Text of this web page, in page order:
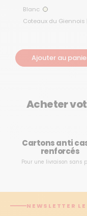
Blanc Blanc
Coteaux du Giennois | 75
Ajouter au
Acheter
Cartons anti
renforcés
Pour une livraison sans
NEWSLETTER